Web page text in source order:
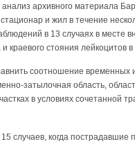
архивного материала
и жил в течение
в 13 случаях в месте
краевого стояния лейкоцитов
соотношение временных
затылочная область,
в условиях
случаев, когда